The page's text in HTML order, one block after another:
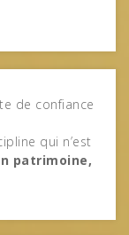
de confiance
qui n’est
patrimoine,